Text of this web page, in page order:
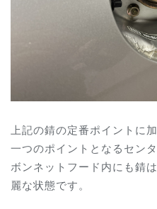
上記の錆の定番ポイントに
一つのポイントとなるセン
ボンネットフード内にも錆
麗な状態です。